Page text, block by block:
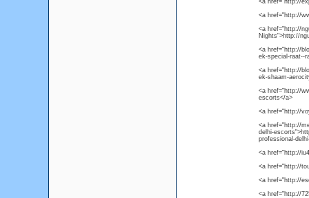
<a href="http://
<a href="http://
<a href="http://
Nights">http://
<a href="http://
ek-special-raat--
<a href="http://
ek-shaam-
<a href="http://
escorts</a>
<a href="http://
<a href="http://
delhi-
professional-
<a href="http://
<a href="http://
<a href="http://
<a href="http://